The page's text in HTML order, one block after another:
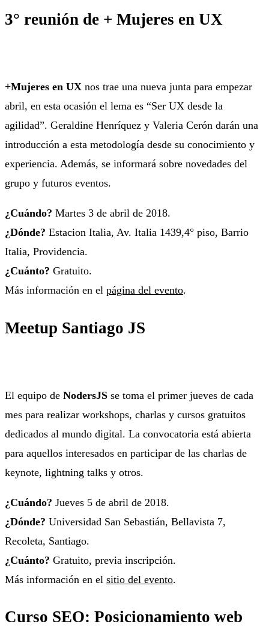
3° reunión de + Mujeres en UX
+Mujeres en UX nos trae una nueva junta para empezar
abril, en esta ocasión el lema es “Ser UX desde la
agilidad”. Geraldine Henríquez y Valeria Cerón darán una
introducción a esta metodología desde su conocimiento y
experiencia. Además, se informará sobre novedades del
grupo y futuros eventos.
¿Cuándo? Martes 3 de abril de 2018.
¿Dónde? Estacion Italia, Av. Italia 1439,4° piso, Barrio
Italia, Providencia.
¿Cuánto? Gratuito.
Más información en el página del evento.
Meetup Santiago JS
El equipo de NodersJS se toma el primer jueves de cada
mes para realizar workshops, charlas y cursos gratuitos
dedicados al mundo digital. La convocatoria está abierta
para aquellos interesados en participar de las charlas de
keynote, lightning talks y otros.
¿Cuándo? Jueves 5 de abril de 2018.
¿Dónde? Universidad San Sebastián, Bellavista 7,
Recoleta, Santiago.
¿Cuánto? Gratuito, previa inscripción.
Más información en el sitio del evento.
Curso SEO: Posicionamiento web